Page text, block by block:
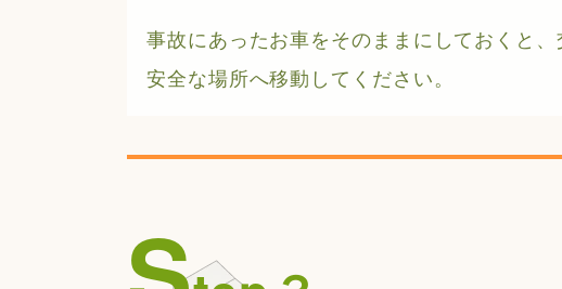
事故にあったお車をそのままにしておくと
安全な場所へ移動してください。